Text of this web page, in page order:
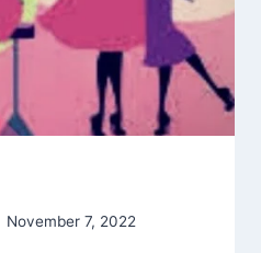
November 7, 2022